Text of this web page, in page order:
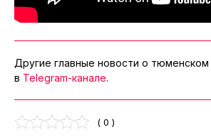
Другие главные новости о
в Telegram-канале.
( 0 )